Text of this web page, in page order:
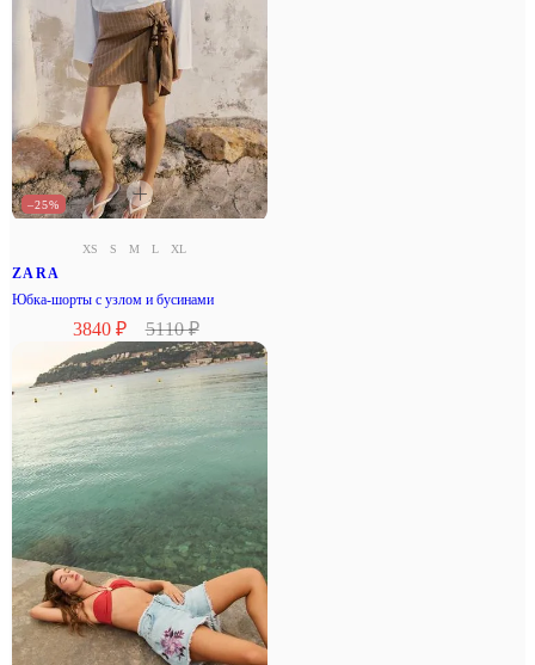
–25%
XS S M L XL
ZARA
Юбка-шорты с узлом и бусинами
3840 ₽ 5110 ₽